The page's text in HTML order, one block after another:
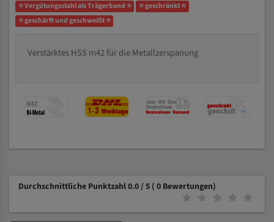
⭐ Vergütungsstahl als Trägerband ⭐
⭐ geschränkt ⭐
⭐ geschärft und geschweißt ⭐
Verstärktes HSS m42 für die Metallzerspanung
Durchschnittliche Punktzahl 0.0 / 5 ( 0 Bewertungen)